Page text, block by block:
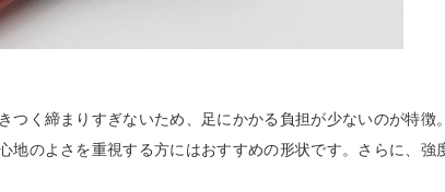
つく締まりすぎないため、足にかかる負担が少ないのが特徴
地のよさを重視する方にはおすすめの形状です。さらに、強